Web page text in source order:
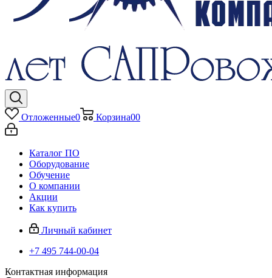
Отложенные0 Корзина00
Каталог ПО
Оборудование
Обучение
О компании
Акции
Как купить
Личный кабинет
+7 495 744-00-04
Контактная информация